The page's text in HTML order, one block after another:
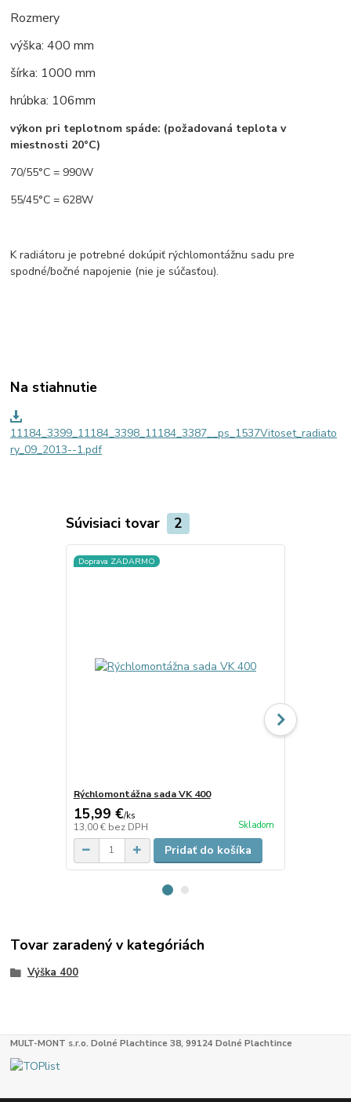
Rozmery
výška: 400 mm
šírka: 1000 mm
hrúbka: 106mm
výkon pri teplotnom spáde: (požadovaná teplota v
miestnosti 20°C)
70/55°C = 990W
55/45°C = 628W
K radiátoru je potrebné dokúpiť rýchlomontážnu sadu pre
spodné/bočné napojenie (nie je súčasťou).
Na stiahnutie
11184_3399_11184_3398_11184_3387__ps_1537Vitoset_radiato
ry_09_2013--1.pdf
Súvisiaci tovar 2
Doprava ZADARMO
Rýchlomontážna sada VK 400
15,99 €/ks
13,00 € bez DPH Skladom
Pridať do košíka
Tovar zaradený v kategóriách
Výška 400
MULT-MONT s.r.o. Dolné Plachtince 38, 99124 Dolné Plachtince